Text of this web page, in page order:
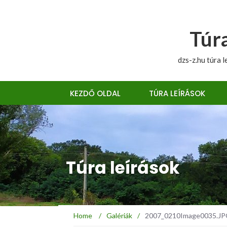
dzs-z.hu túra
KEZDŐ OLDAL TÚRA LEÍRÁSOK
Túra leírások
Home / Galériák /